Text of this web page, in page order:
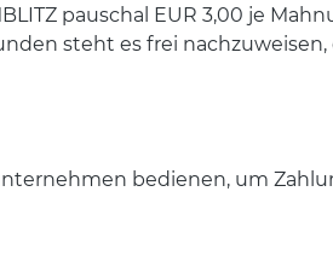
pauschal EUR 3,00 je
steht es frei
bedienen, um